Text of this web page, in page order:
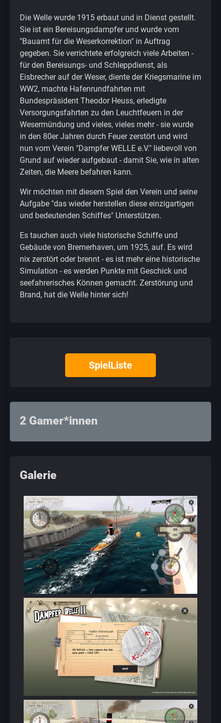
Die Welle wurde 1915 erbaut und in Dienst gestellt.
Sie ist ein Bereisungsdampfer und wurde vom
"Bauamt für die Weserkorrektion" in Auftrag
gegeben. Sie verrichtete erfolgreich viele Arbeiten -
für den Bereisungs- und Schleppdienst, als
Eisbrecher auf der Weser, diente der Kriegsmarine im
WW2, machte Hafenrundfahrten mit
Bundespräsident Theodor Heuss, erledigte
Versorgungsfahrten zu den Leuchtfeuern in der
Wesermündung und vieles, vieles mehr - sie wurde
in den 80er Jahren durch Feuer zerstört und wird
nun vom Verein "Dampfer WELLE e.V." liebevoll von
Grund auf wieder aufgebaut - damit Sie, wie in alten
Zeiten, die Meere befahren kann.
Wir möchten mit diesem Spiel den Verein und seine
Aufgabe "das wieder herstellen diese einzigartigen
und bedeutenden Schiffes" Unterstützen.
Es tauchen auch viele historische Schiffe und
Gebäude von Bremerhaven, um 1925, auf. Es wird
nix zerstört oder brennt - es ist mehr eine historische
Simulation - es werden Punkte mit Geschick und
seefahrerisches Können gemacht. Zerstörung und
Brand, hat die Welle hinter sich!
SpielListe
2 Gamer*innen
Galerie